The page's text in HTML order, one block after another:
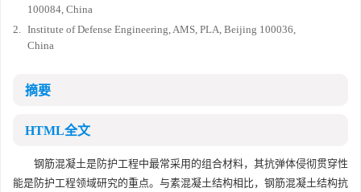
100084, China
2. Institute of Defense Engineering, AMS, PLA, Beijing 100036,
China
摘要
HTML全文
钢筋混凝土是防护工程中最常采用的组合材料，其抗弹体侵彻贯穿性
能是防护工程领域研究的重点。与素混凝土结构相比，钢筋混凝土结构抗